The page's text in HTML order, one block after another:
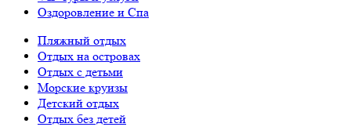
Оздоровление и Спа
Пляжный отдых
Отдых на островах
Отдых с детьми
Морские круизы
Детский отдых
Отдых без детей